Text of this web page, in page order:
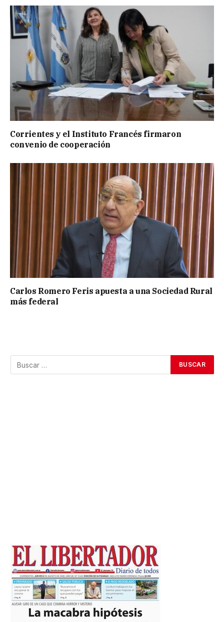
Corrientes y el Instituto Francés firmaron
convenio de cooperación
Carlos Romero Feris apuesta a una Sociedad Rural
más federal